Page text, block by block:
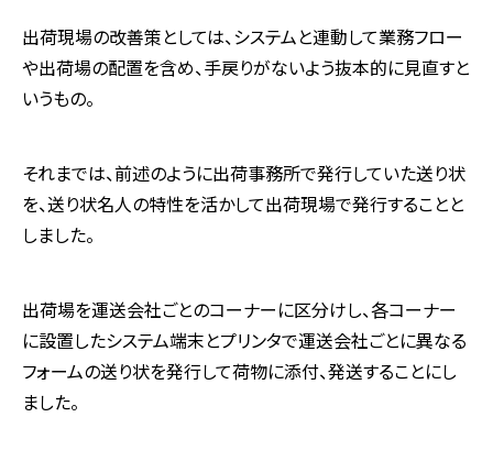
出荷現場の改善策としては、システムと連動して業務フロー
や出荷場の配置を含め、手戻りがないよう抜本的に見直すと
いうもの。
それまでは、前述のように出荷事務所で発行していた送り状
を、送り状名人の特性を活かして出荷現場で発行することと
しました。
出荷場を運送会社ごとのコーナーに区分けし、各コーナー
に設置したシステム端末とプリンタで運送会社ごとに異なる
フォームの送り状を発行して荷物に添付、発送することにし
ました。